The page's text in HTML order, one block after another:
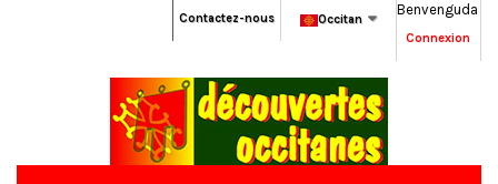
Benvenguda
Connexion
Occitan
Contactez-nous